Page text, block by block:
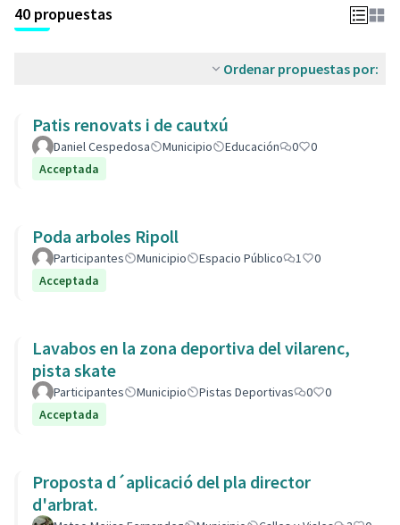
40 propuestas
Ordenar propuestas por:
Patis renovats i de cautxú
Daniel Cespedosa Municipio Educación 0
0
Acceptada
Poda arboles Ripoll
Participantes Municipio Espacio Público 1
0
Acceptada
Lavabos en la zona deportiva del vilarenc,
pista skate
Participantes Municipio Pistas Deportivas 0
0
Acceptada
Proposta d´aplicació del pla director
d'arbrat.